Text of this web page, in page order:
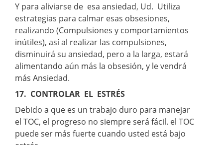
Y para aliviarse de esa ansiedad, Ud. Utiliza
estrategias para calmar esas obsesiones,
realizando (Compulsiones y comportamientos
inútiles), así al realizar las compulsiones,
disminuirá su ansiedad, pero a la larga, estará
alimentando aún más la obsesión, y le vendrá
más Ansiedad.
17. CONTROLAR EL ESTRÉS
Debido a que es un trabajo duro para manejar
el TOC, el progreso no siempre será fácil. el TOC
puede ser más fuerte cuando usted está bajo